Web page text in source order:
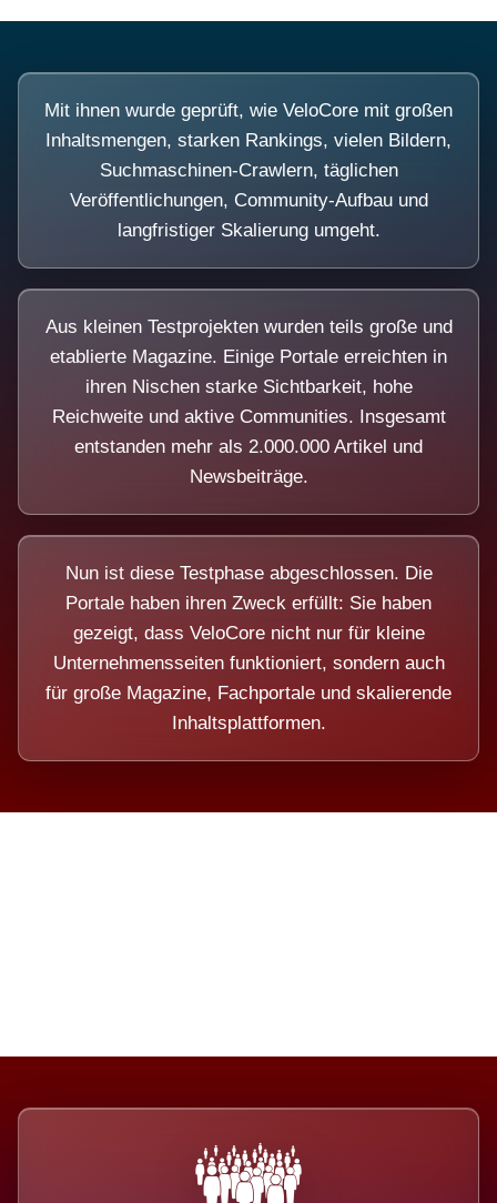
Mit ihnen wurde geprüft, wie VeloCore mit großen
Inhaltsmengen, starken Rankings, vielen Bildern,
Suchmaschinen-Crawlern, täglichen
Veröffentlichungen, Community-Aufbau und
langfristiger Skalierung umgeht.
Aus kleinen Testprojekten wurden teils große und
etablierte Magazine. Einige Portale erreichten in
ihren Nischen starke Sichtbarkeit, hohe
Reichweite und aktive Communities. Insgesamt
entstanden mehr als 2.000.000 Artikel und
Newsbeiträge.
Nun ist diese Testphase abgeschlossen. Die
Portale haben ihren Zweck erfüllt: Sie haben
gezeigt, dass VeloCore nicht nur für kleine
Unternehmensseiten funktioniert, sondern auch
für große Magazine, Fachportale und skalierende
Inhaltsplattformen.